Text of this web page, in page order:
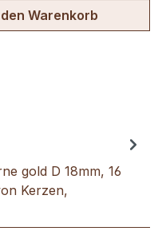
denWarenkorb
gold D 18mm, 16
Kerzen,